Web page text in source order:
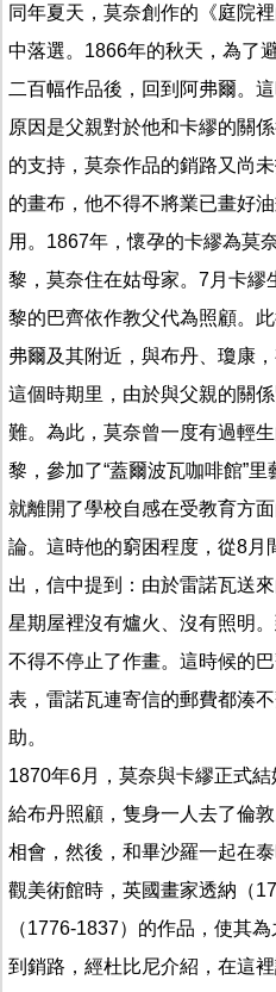
同年夏天，莫奈創作的《庭院
中落選。1866年的秋天，為了
二百幅作品後，回到阿弗爾。
原因是父親對於他和卡繆的關
的支持，莫奈作品的銷路又尚
的畫布，他不得不將業已畫好
用。1867年，懷孕的卡繆為莫
黎，莫奈住在姑母家。7月卡繆
黎的巴齊依作教父代為照顧。
弗爾及其附近，與布丹、瓊康
這個時期里，由於與父親的關
難。為此，莫奈曾一度有過輕
黎，參加了“蓋爾波瓦咖啡館”
就離開了學校自感在受教育方
論。這時他的窮困程度，從8月
出，信中提到：由於雷諾瓦送
星期屋裡沒有爐火、沒有照明
不得不停止了作畫。這時候的
表，雷諾瓦連寄信的郵費都湊
助。
1870年6月，莫奈與卡繆正式
給布丹照顧，隻身一人去了倫
相會，然後，和畢沙羅一起在
觀美術館時，英國畫家透納（
（1776-1837）的作品，使其
到銷路，經杜比尼介紹，在這